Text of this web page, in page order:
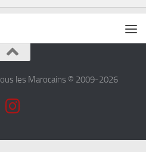
les Marocains © 2009-2026